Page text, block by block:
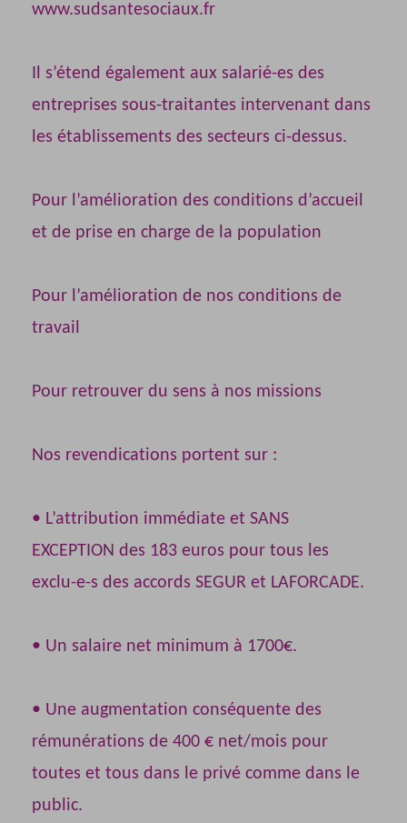
www.sudsantesociaux.fr
Il s’étend également aux salarié-es des
entreprises sous-traitantes intervenant dans
les établissements des secteurs ci-dessus.
Pour l’amélioration des conditions d’accueil
et de prise en charge de la population
Pour l’amélioration de nos conditions de
travail
Pour retrouver du sens à nos missions
Nos revendications portent sur :
• L’attribution immédiate et SANS
EXCEPTION des 183 euros pour tous les
exclu-e-s des accords SEGUR et LAFORCADE.
• Un salaire net minimum à 1700€.
• Une augmentation conséquente des
rémunérations de 400 € net/mois pour
toutes et tous dans le privé comme dans le
public.